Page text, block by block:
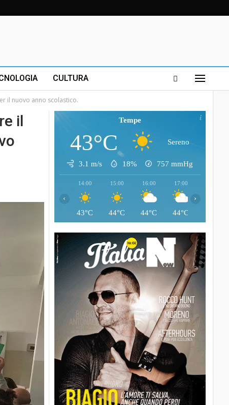
CULTURA
il nuovo anno scolastico.
il
Tempe
43°C Sereno
3.1 m/s 18% 757 mmHg
14:00
43°C
15:00
44°C
16:00
44°C
17:00
44°C
‹ ›